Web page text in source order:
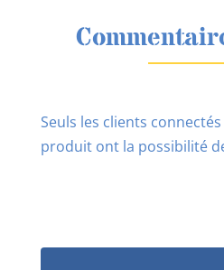
Seuls les clients
produit ont la possibilité